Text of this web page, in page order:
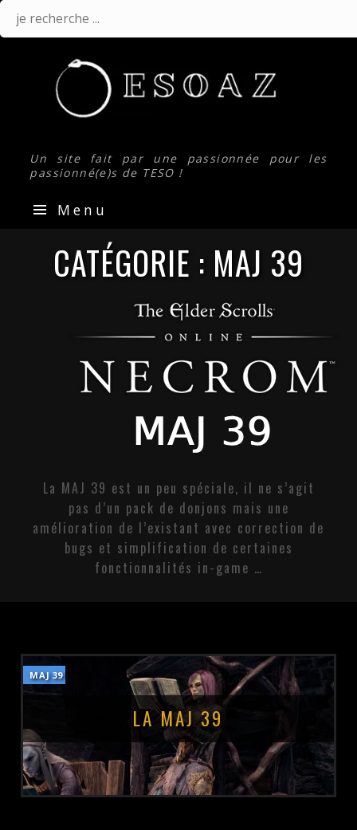
Un site fait par une passionnée pour les
passionné(e)s de TESO !
Menu
CATÉGORIE : MAJ 39
La MAJ 39 est un peu spéciale, il ne s’agit
pas d’un pack de donjons mais une
amélioration de l’existant avec correction de
bugs et simplification de certaines
fonctionnalités in-game …
MAJ 39
LA MAJ 39